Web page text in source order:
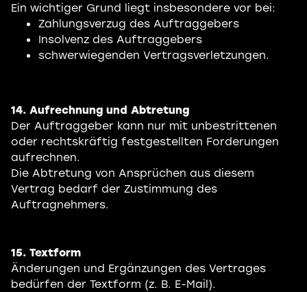
Ein wichtiger Grund liegt insbesondere vor bei:
Zahlungsverzug des Auftraggebers
Insolvenz des Auftraggebers
schwerwiegenden Vertragsverletzungen.
14. Aufrechnung und Abtretung
Der Auftraggeber kann nur mit unbestrittenen
oder rechtskräftig festgestellten Forderungen
aufrechnen.
Die Abtretung von Ansprüchen aus diesem
Vertrag bedarf der Zustimmung des
Auftragnehmers.
15. Textform
Änderungen und Ergänzungen des Vertrages
bedürfen der Textform (z. B. E-Mail).